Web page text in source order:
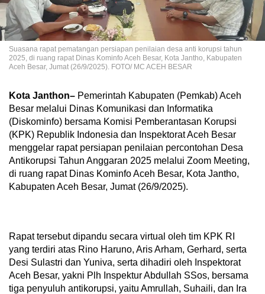
Suasana rapat pematangan persiapan penilaian desa anti korupsi tahun
2025, di ruang rapat Dinas Kominfo Aceh Besar, Kota Jantho, Kabupaten
Aceh Besar, Jumat (26/9/2025). FOTO/ MC ACEH BESAR
Kota Janthon– Pemerintah Kabupaten (Pemkab) Aceh
Besar melalui Dinas Komunikasi dan Informatika
(Diskominfo) bersama Komisi Pemberantasan Korupsi
(KPK) Republik Indonesia dan Inspektorat Aceh Besar
menggelar rapat persiapan penilaian percontohan Desa
Antikorupsi Tahun Anggaran 2025 melalui Zoom Meeting,
di ruang rapat Dinas Kominfo Aceh Besar, Kota Jantho,
Kabupaten Aceh Besar, Jumat (26/9/2025).
Rapat tersebut dipandu secara virtual oleh tim KPK RI
yang terdiri atas Rino Haruno, Aris Arham, Gerhard, serta
Desi Sulastri dan Yuniva, serta dihadiri oleh Inspektorat
Aceh Besar, yakni Plh Inspektur Abdullah SSos, bersama
tiga penyuluh antikorupsi, yaitu Amrullah, Suhaili, dan Ira